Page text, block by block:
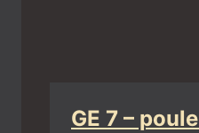
GE 7 – poule